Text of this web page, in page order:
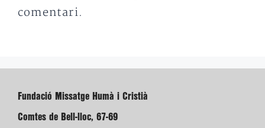
comentari.
Fundació Missatge Humà i Cristià
Comtes de Bell-lloc, 67-69